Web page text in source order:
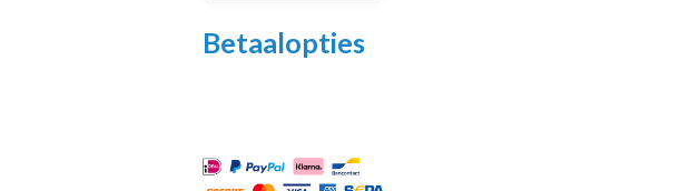
Betaalopties